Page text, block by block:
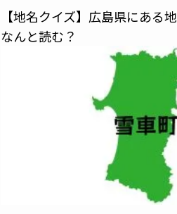
【地名クイズ】広島県にある
なんと読む？